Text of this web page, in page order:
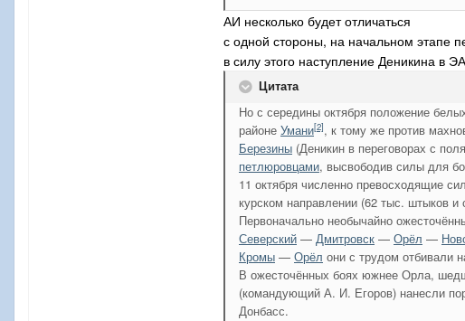
АИ несколько будет отличаться
с одной стороны, на начальном этапе
в силу этого наступление Деникина в
Цитата
Но с середины октября положение
районе Умани[2], к тому же против
Березины (Деникин в переговорах с
петлюровцами, высвободив силы для
11 октября численно превосходящие
курском направлении (62 тыс. штыков
Первоначально необычайно
Северский — Дмитровск — Орёл —
Кромы — Орёл они с трудом отбивали
В ожесточённых боях южнее Орла,
(командующий А. И. Егоров) нанесли
Донбасс.